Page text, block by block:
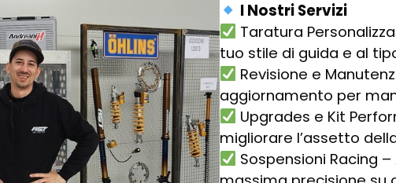
I Nostri Servizi
Taratura
tuo stile di guida e al
Revisione e
aggiornamento per
Upgrades e Kit
migliorare l’assetto
Sospensioni Racing